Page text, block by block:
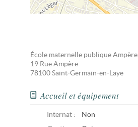
École maternelle publique Ampère
19 Rue Ampère
78100 Saint-Germain-en-Laye
Accueil et équipement
Internat :
Non